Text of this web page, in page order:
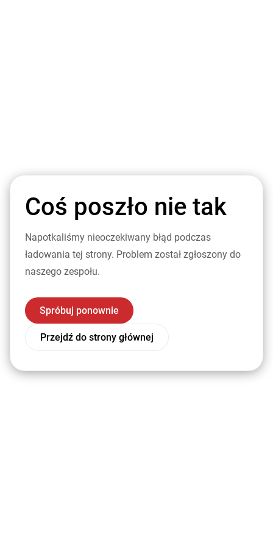
Coś poszło nie tak
Napotkaliśmy nieoczekiwany błąd podczas
ładowania tej strony. Problem został zgłoszony do
naszego zespołu.
Spróbuj ponownie
Przejdź do strony głównej